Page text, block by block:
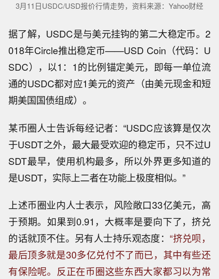
3月11日USDC/USD报价行情走势，资料来源：Yahoo财经
据了解，USDC是与美元挂钩的第二大稳定币。2
018年Circle推出稳定币——USD Coin（代码：U
SDC），以1：1的比例锚定美元，即每一单位流
通的USDC都对应1美元的资产（由美元现金和短
期美国国债组成）。
某币圈人士告诉每经记者：“USDC应该算是仅次
于USDT之外，最大最受欢迎的稳定币，只不过U
SDT最早，使用机构最多，所以外界更多知道的
是USDT，实际上二者在功能上极度相似。”
上述币圈业内人士表示，风险敞口33亿美元，高
于预期。如果到0.91，大概率是要向下了，挤兑
的话就顶不住。另有人士持乐观态度： “挤兑呗，
最后顶多就是30多亿兑付不了而已，其中有些还
有保险呢。反正在币圈这些东西大家都习以为常